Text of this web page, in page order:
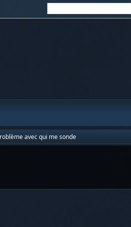
avec qui me sonde